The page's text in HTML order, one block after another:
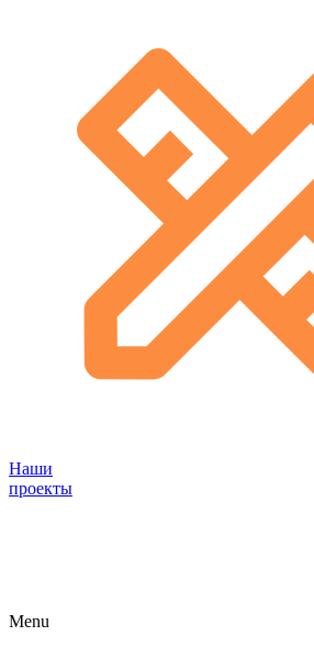
Наши
проекты
Menu